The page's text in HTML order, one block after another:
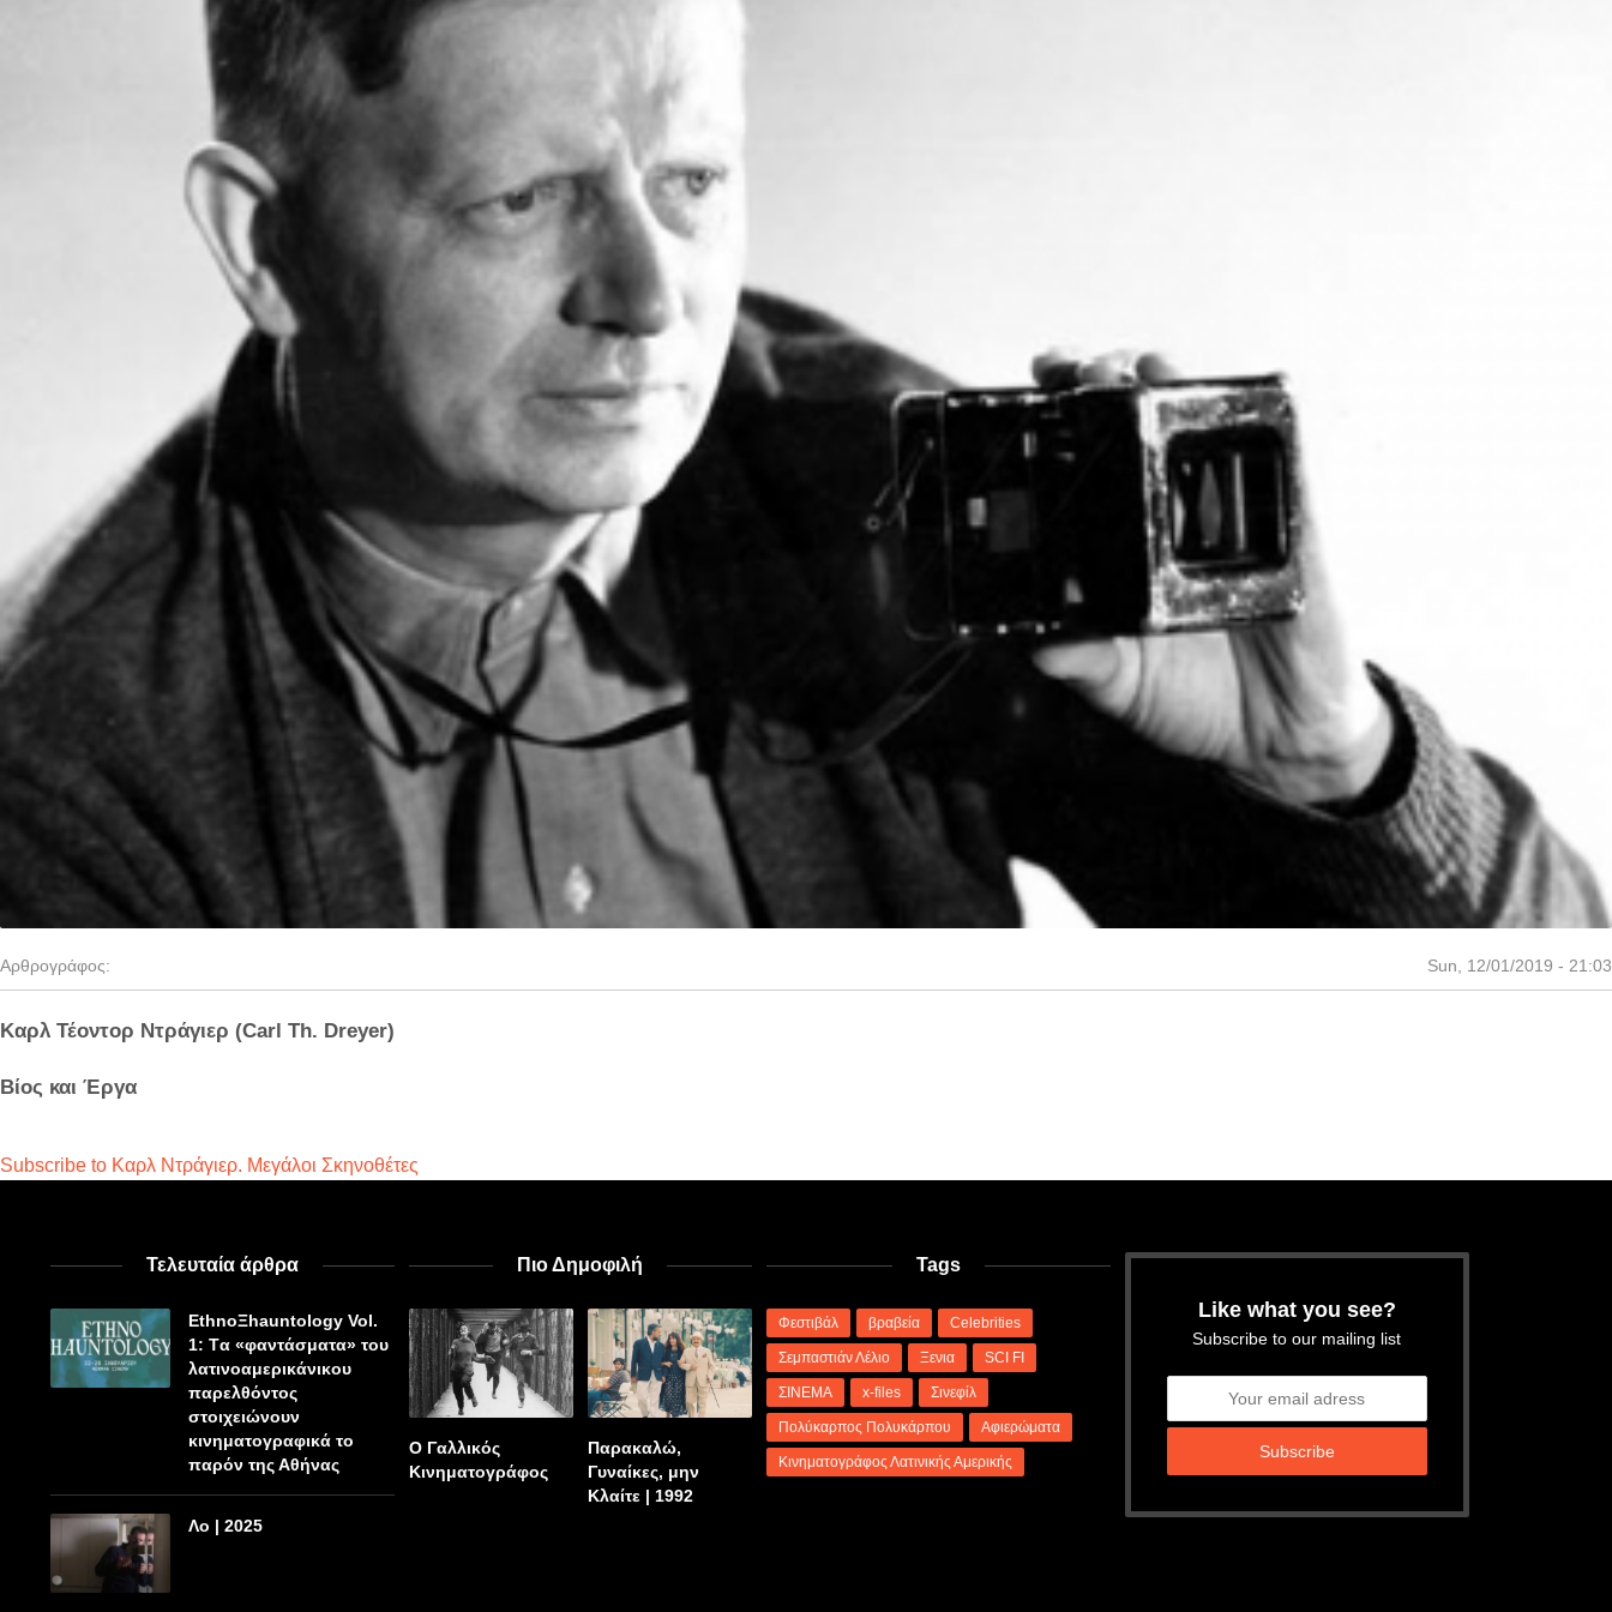
Αρθρογράφος: Sun, 12/01/2019 - 21:03
Καρλ Τέοντορ Ντράγιερ (Carl Th. Dreyer)
Βίος και Έργα
Subscribe to Καρλ Ντράγιερ. Μεγάλοι Σκηνοθέτες
Τελευταία άρθρα
EthnoΞhauntology Vol.
1: Tα «φαντάσματα» του
λατινοαμερικάνικου
παρελθόντος
στοιχειώνουν
κινηματογραφικά το
παρόν της Αθήνας
Λο | 2025
Πιο Δημοφιλή
Ο Γαλλικός
Κινηματογράφος
Παρακαλώ,
Γυναίκες, μην
Κλαίτε | 1992
Tags
Φεστιβάλ βραβεία Celebrities
Σεμπαστιάν Λέλιο Ξενια SCI FI
ΣΙΝΕΜΑ x-files Σινεφίλ
Πολύκαρπος Πολυκάρπου Αφιερώματα
Κινηματογράφος Λατινικής Αμερικής
Like what you see?
Subscribe to our mailing list